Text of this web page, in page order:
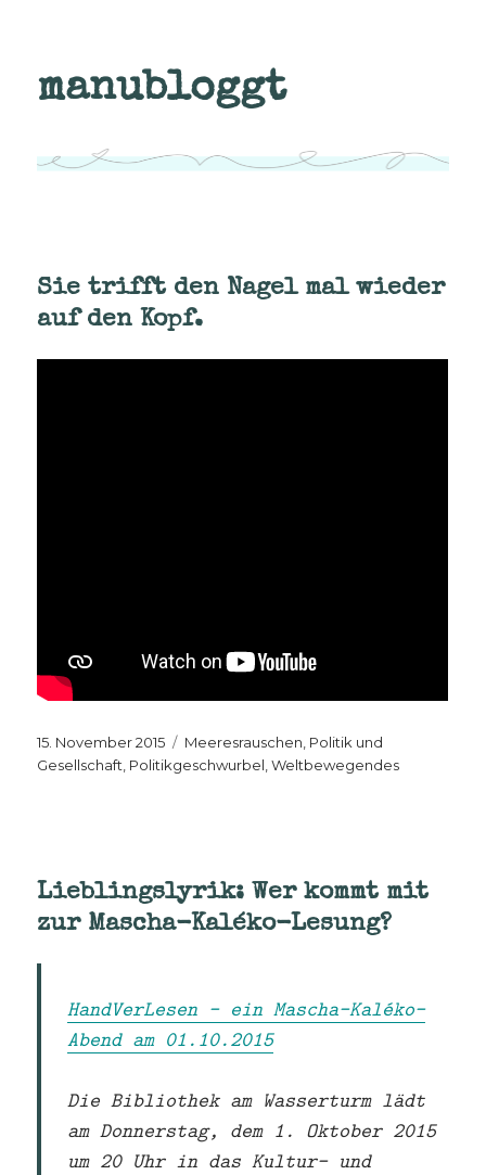
manubloggt
Sie trifft den Nagel mal wieder
auf den Kopf.
Veröffentlicht
am
15. November 2015 Kategorien
Meeresrauschen Politik und
Gesellschaft Politikgeschwurbel ,Weltbewegendes
Lieblingslyrik: Wer kommt mit
zur Mascha-Kaléko-Lesung?
HandVerLesen – ein Mascha-Kaléko-
Abend am 01.10.2015
Die Bibliothek am Wasserturm lädt
am Donnerstag, dem 1. Oktober 2015
um 20 Uhr in das Kultur- und